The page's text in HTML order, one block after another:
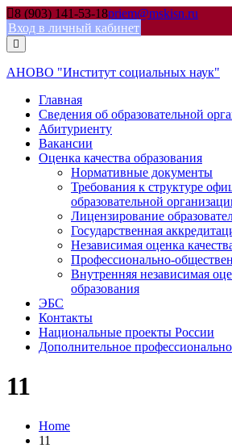
Skip
to
content
8 (903) 141-53-18priem@mskisn.ru
Вход в личный кабинет
АНОВО "Институт социальных наук"
Главная
Сведения об образовательной
Абитуриенту
Вакансии
Оценка качества образования
Нормативные документы
Требования к структуре
образовательной
Лицензирование
Государственная
Независимая оценка
Профессионально-
Внутренняя независимая
образования
ЭБС
Контакты
Национальные проекты России
Дополнительное
11
Home
11